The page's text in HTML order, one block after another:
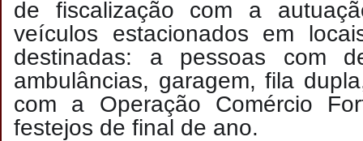
de fiscalização com a
veículos estacionados em
destinadas: a pessoas com
ambulâncias, garagem, fila
com a Operação Comércio
festejos de final de ano.